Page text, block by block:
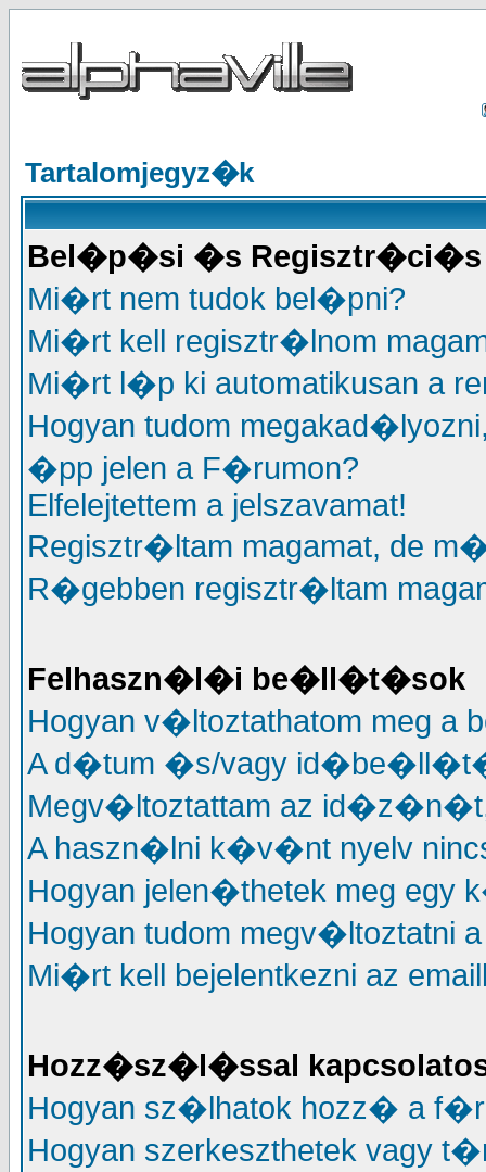
Tartalomjegyz�k
Bel�p�si �s Regisztr�ci�s
Mi�rt nem tudok bel�pni?
Mi�rt kell regisztr�lnom
Mi�rt l�p ki automatikusan a
Hogyan tudom
�pp jelen a F�rumon?
Elfelejtettem a jelszavamat!
Regisztr�ltam magamat, de
R�gebben regisztr�ltam
Felhaszn�l�i be�ll�t�sok
Hogyan v�ltoztathatom meg
A d�tum �s/vagy
Megv�ltoztattam az
A haszn�lni k�v�nt nyelv
Hogyan jelen�thetek meg egy
Hogyan tudom megv�ltoztatni
Mi�rt kell bejelentkezni az
Hozz�sz�l�ssal
Hogyan sz�lhatok hozz� a
Hogyan szerkeszthetek vagy